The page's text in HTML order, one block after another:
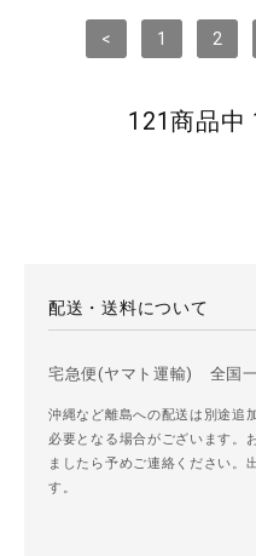
< 1 2
121商品中
配送・送料について
宅急便(ヤマト運輸) 全国一
沖縄など離島への配送は別途追
必要となる場合がございます。
ましたら予めご連絡ください。
す。